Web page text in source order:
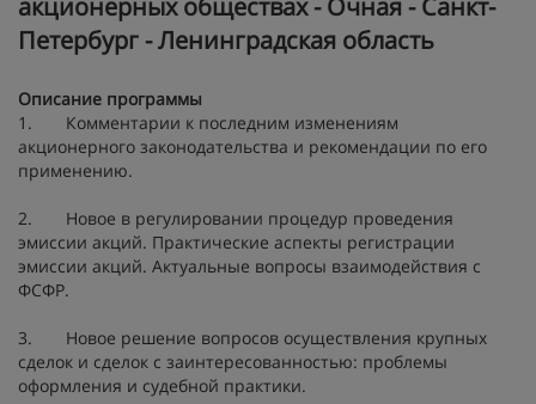
акционерных обществах - Очная - Санкт-
Петербург - Ленинградская область
Описание программы
1. Комментарии к последним изменениям
акционерного законодательства и рекомендации по его
применению.
2. Новое в регулировании процедур проведения
эмиссии акций. Практические аспекты регистрации
эмиссии акций. Актуальные вопросы взаимодействия с
ФСФР.
3. Новое решение вопросов осуществления крупных
сделок и сделок с заинтересованностью: проблемы
оформления и судебной практики.